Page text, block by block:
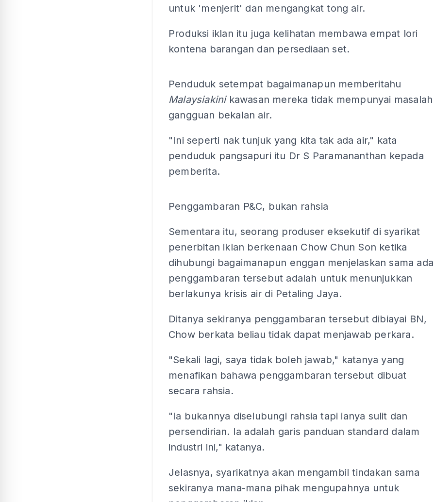
untuk 'menjerit' dan mengangkat tong air.
Produksi iklan itu juga kelihatan membawa empat lori
kontena barangan dan persediaan set.
Penduduk setempat bagaimanapun memberitahu
Malaysiakini kawasan mereka tidak mempunyai masalah
gangguan bekalan air.
"Ini seperti nak tunjuk yang kita tak ada air," kata
penduduk pangsapuri itu Dr S Paramananthan kepada
pemberita.
Penggambaran P&C, bukan rahsia
Sementara itu, seorang produser eksekutif di syarikat
penerbitan iklan berkenaan Chow Chun Son ketika
dihubungi bagaimanapun enggan menjelaskan sama ada
penggambaran tersebut adalah untuk menunjukkan
berlakunya krisis air di Petaling Jaya.
Ditanya sekiranya penggambaran tersebut dibiayai BN,
Chow berkata beliau tidak dapat menjawab perkara.
"Sekali lagi, saya tidak boleh jawab," katanya yang
menafikan bahawa penggambaran tersebut dibuat
secara rahsia.
"Ia bukannya diselubungi rahsia tapi ianya sulit dan
persendirian. Ia adalah garis panduan standard dalam
industri ini," katanya.
Jelasnya, syarikatnya akan mengambil tindakan sama
sekiranya mana-mana pihak mengupahnya untuk